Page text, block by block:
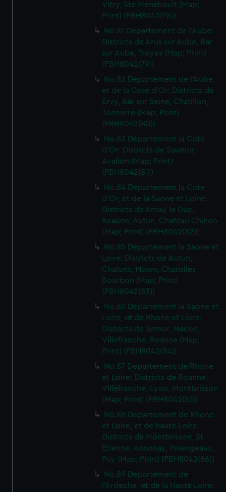
Vitry, Ste Menehoult (Map;
Print) (PBH8042(78))
No.81 Departement de l'Aube:
Districts de Arus sur Aube, Bar
sur Aube, Troyes (Map; Print)
(PBH8042(79))
No.82 Departement de l'Aube,
et de la Cote d'Or: Districts de
Ervy, Bar sur Seine, Chatillon,
Tonnerre (Map; Print)
(PBH8042(80))
No.83 Departement la Cote
d'Or: Districts de Saumur,
Avallon (Map; Print)
(PBH8042(81))
No.84 Departement la Cote
d'Or, et de la Saone et Loire:
Districts de Arnay le Duc,
Beaune, Autun, Chateau Chinon
(Map; Print) (PBH8042(82))
No.85 Departement la Saone et
Loire: Districts de Autun,
Chalons, Maion, Charolles,
Bourbon (Map; Print)
(PBH8042(83))
No.86 Departement la Saone et
Loire, et de Rhone et Loire:
Districts de Semur, Macon,
Villefranche, Roanne (Map;
Print) (PBH8042(84))
No.87 Departement de Rhone
et Loire: Districts de Roanne,
Villefranche, Lyon, Montbrisson
(Map; Print) (PBH8042(85))
No.88 Departement de Rhone
et Loire, et de haute Loire:
Districts de Montbrisson, St
Etienne, Annonay, Yssengeaux,
Puy (Map; Print) (PBH8042(86))
No.89 Departement de
l'Ardeche, et de la Haute Loire: